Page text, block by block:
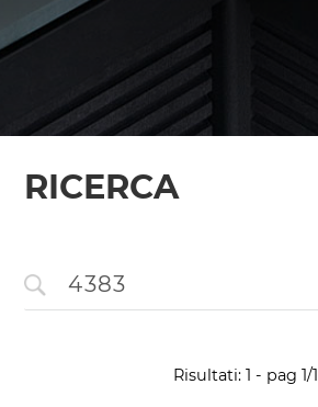
RICERCA
Risultati: 1 - pag 1/1